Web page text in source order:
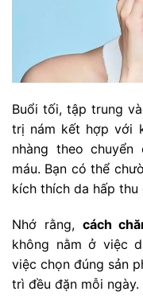
Buổi tối, tập trung
trị nám kết hợp với
nhàng theo
máu. Bạn có thể
kích thích da hấp
Nhớ rằng, cách
không nằm ở việc
việc chọn đúng sản
trì đều đặn mỗi ngày.